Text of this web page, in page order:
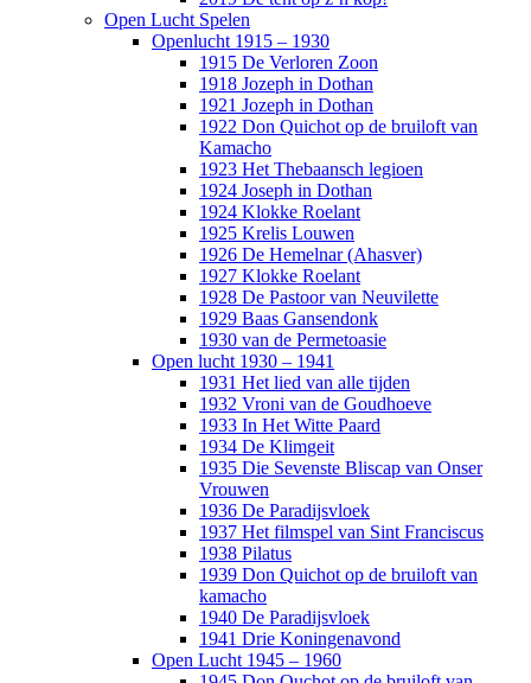
Open Lucht Spelen
Openlucht 1915 – 1930
1915 De Verloren Zoon
1918 Jozeph in Dothan
1921 Jozeph in Dothan
1922 Don Quichot op de bruiloft van
Kamacho
1923 Het Thebaansch legioen
1924 Joseph in Dothan
1924 Klokke Roelant
1925 Krelis Louwen
1926 De Hemelnar (Ahasver)
1927 Klokke Roelant
1928 De Pastoor van Neuvilette
1929 Baas Gansendonk
1930 van de Permetoasie
Open lucht 1930 – 1941
1931 Het lied van alle tijden
1932 Vroni van de Goudhoeve
1933 In Het Witte Paard
1934 De Klimgeit
1935 Die Sevenste Bliscap van Onser
Vrouwen
1936 De Paradijsvloek
1937 Het filmspel van Sint Franciscus
1938 Pilatus
1939 Don Quichot op de bruiloft van
kamacho
1940 De Paradijsvloek
1941 Drie Koningenavond
Open Lucht 1945 – 1960